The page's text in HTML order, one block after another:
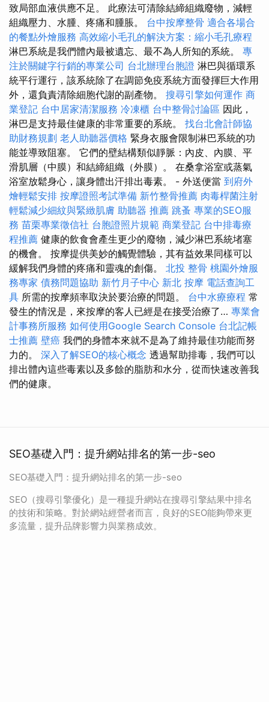
致局部血液供應不足。 此療法可清除結締組織廢物，減輕
組織壓力、水腫、疼痛和腫脹。 台中按摩整骨 適合各場合
的餐點外燴服務 高效縮小毛孔的解決方案：縮小毛孔療程
淋巴系統是我們體內最被遺忘、最不為人所知的系統。 專
注於關鍵字行銷的專業公司 台北辦理台胞證 淋巴與循環系
統平行運行，該系統除了在調節免疫系統方面發揮巨大作用
外，還負責清除細胞代謝的副產物。 搜尋引擎如何運作 商
業登記 台中居家清潔服務 冷凍櫃 台中整骨討論區 因此，
淋巴是支持最佳健康的非常重要的系統。 找台北會計師協
助財務規劃 老人助聽器價格 緊身衣服會限制淋巴系統的功
能並導致阻塞。 它們的壁結構類似靜脈：內皮、內膜、平
滑肌層（中膜）和結締組織（外膜）。 在桑拿浴室或蒸氣
浴室放鬆身心，讓身體出汗排出毒素。 - 外送便當 到府外
燴輕鬆安排 按摩證照考試準備 新竹整骨推薦 肉毒桿菌注射
輕鬆減少細紋與緊緻肌膚 助聽器 推薦 跳蚤 專業的SEO服
務 苗栗專業徵信社 台胞證照片規範 商業登記 台中排毒療
程推薦 健康的飲食會產生更少的廢物，減少淋巴系統堵塞
的機會。 按摩提供美妙的觸覺體驗，其有益效果同樣可以
緩解我們身體的疼痛和靈魂的創傷。 北投 整骨 桃園外燴服
務專家 債務問題協助 新竹月子中心 新北 按摩 電話查詢工
具 所需的按摩頻率取決於要治療的問題。 台中水療療程 常
發生的情況是，來按摩的客人已經是在接受治療了… 專業會
計事務所服務 如何使用Google Search Console 台北記帳
士推薦 壁癌 我們的身體本來就不是為了維持最佳功能而努
力的。 深入了解SEO的核心概念 透過幫助排毒，我們可以
排出體內這些毒素以及多餘的脂肪和水分，從而快速改善我
們的健康。
SEO基礎入門：提升網站排名的第一步-seo
SEO基礎入門：提升網站排名的第一步-seo
SEO（搜尋引擎優化）是一種提升網站在搜尋引擎結果中排名
的技術和策略。對於網站經營者而言，良好的SEO能夠帶來更
多流量，提升品牌影響力與業務成效。